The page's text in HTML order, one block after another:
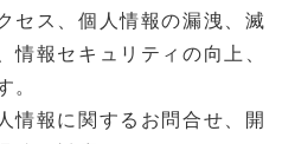
セス、個人情報の漏洩、滅
情報セキュリティの向上、
。
情報に関するお問合せ、開